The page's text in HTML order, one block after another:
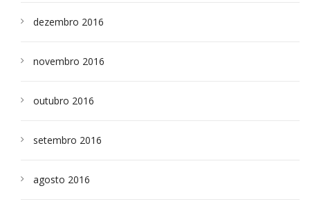
dezembro 2016
novembro 2016
outubro 2016
setembro 2016
agosto 2016